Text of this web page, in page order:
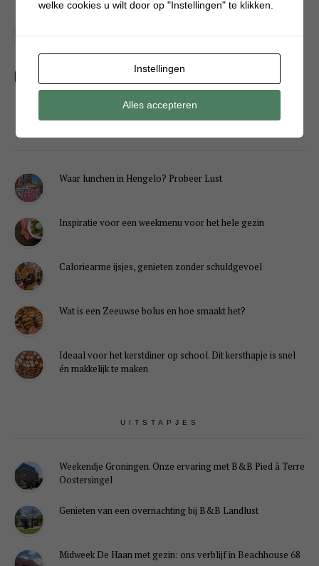
Sneeuwpopkrans maken om bij de voordeur te hangen
Waar lunchen in Hengelo? Probeer Lust
Inspiratie voor een weekmenu voor het hele gezin
Caloriearme ijsjes, genieten zonder schuldgevoel
Wat is een Zeeuwse bolus en hoe smaakt het?
Ideaal voor het kerstdiner op school. Dit kersthapje is snel
én makkelijk te maken
UITSTAPJES
Weekendje Groningen. Onze ervaring met B&B Pied à Terre
Oostersingel
Genieten van een overnachting bij B&B Landlust
Midweek De Haan met gezin: ons verblijf in Beachhouse 68
welke cookies u wilt door op "Instellingen" te klikken.
Instellingen
Alles accepteren